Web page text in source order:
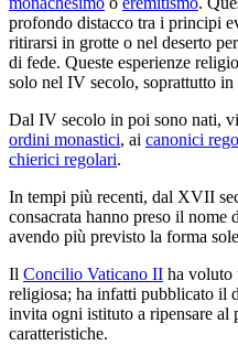
profondo distacco tra i principi
ritirarsi in grotte o nel deserto
di fede. Queste esperienze
solo nel IV secolo, soprattutto
Dal IV secolo in poi sono nati,
ordini monastici, ai canonici
chierici regolari.
In tempi più recenti, dal XVII
consacrata hanno preso il nome
avendo più previsto la forma
Il Concilio Vaticano II ha voluto
religiosa; ha infatti pubblicato il
invita ogni istituto a ripensare al
caratteristiche.